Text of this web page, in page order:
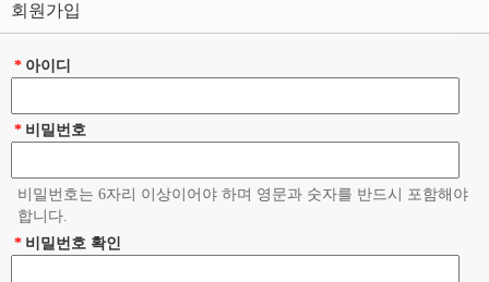
회원가입
아이디
*
비밀번호
*
비밀번호는 6자리 이상이어야 하며 영문과 숫자를 반드시 포함해야
합니다.
비밀번호 확인
*